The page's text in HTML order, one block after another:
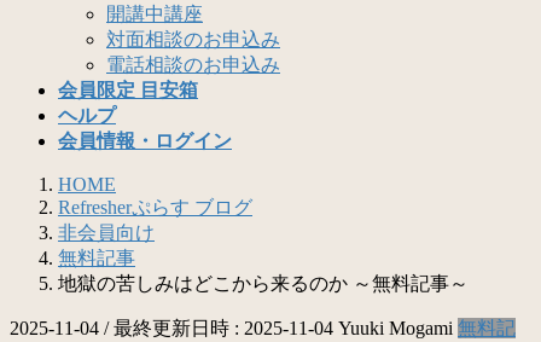
開講中講座
対面相談のお申込み
電話相談のお申込み
会員限定 目安箱
ヘルプ
会員情報・ログイン
HOME
Refresherぷらす ブログ
非会員向け
無料記事
地獄の苦しみはどこから来るのか ～無料記事～
2025-11-04 / 最終更新日時 : 2025-11-04 Yuuki Mogami 無料記